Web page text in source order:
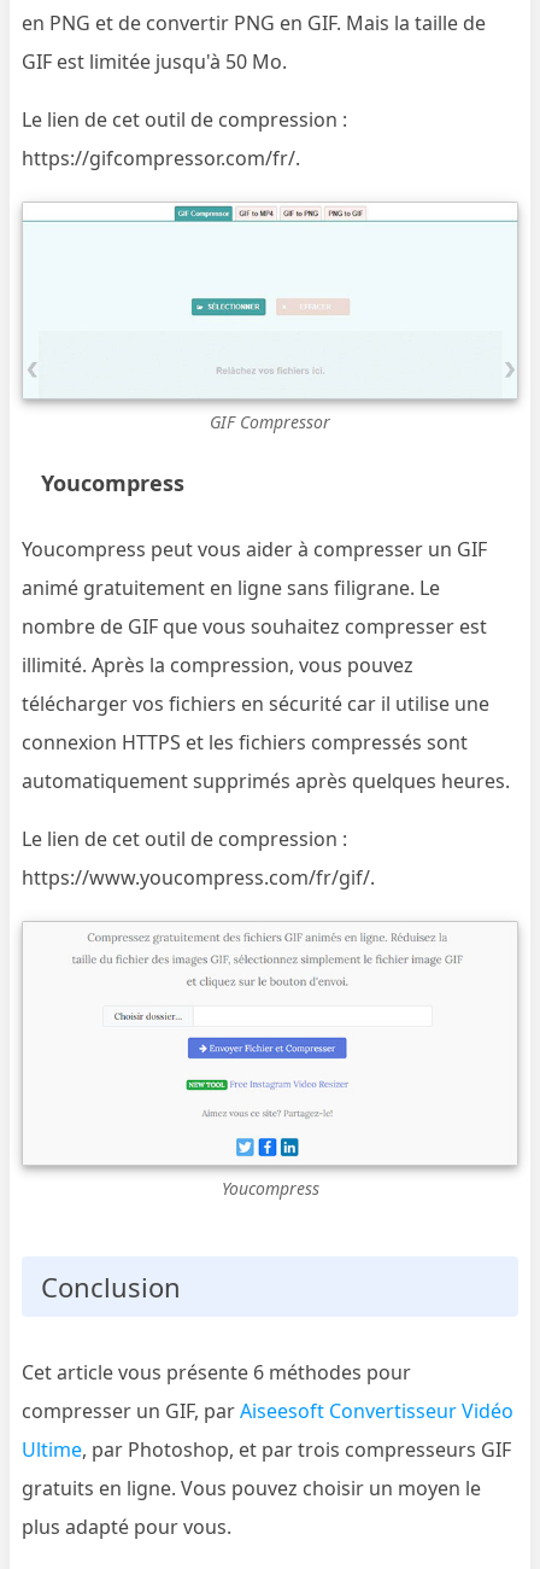
en PNG et de convertir PNG en GIF. Mais la taille de
GIF est limitée jusqu'à 50 Mo.
Le lien de cet outil de compression :
https://gifcompressor.com/fr/.
GIF Compressor
Youcompress
Youcompress peut vous aider à compresser un GIF
animé gratuitement en ligne sans filigrane. Le
nombre de GIF que vous souhaitez compresser est
illimité. Après la compression, vous pouvez
télécharger vos fichiers en sécurité car il utilise une
connexion HTTPS et les fichiers compressés sont
automatiquement supprimés après quelques heures.
Le lien de cet outil de compression :
https://www.youcompress.com/fr/gif/.
Youcompress
Conclusion
Cet article vous présente 6 méthodes pour
compresser un GIF, parAiseesoft Convertisseur Vidéo
Ultime, par Photoshop, et par trois compresseurs GIF
gratuits en ligne. Vous pouvez choisir un moyen le
plus adapté pour vous.